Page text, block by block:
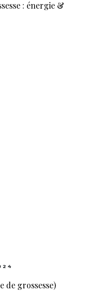
: énergie &
de grossesse)